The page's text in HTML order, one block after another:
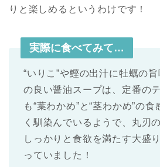
りと楽しめるというわけです！
実際に食べてみて…
“いりこ”や鰹の出汁に牡蠣の
の良い醤油スープは、定番の
も“葉わかめ”と“茎わかめ”の
く馴染んでいるようで、丸刃
しっかりと食欲を満たす大盛
っていました！